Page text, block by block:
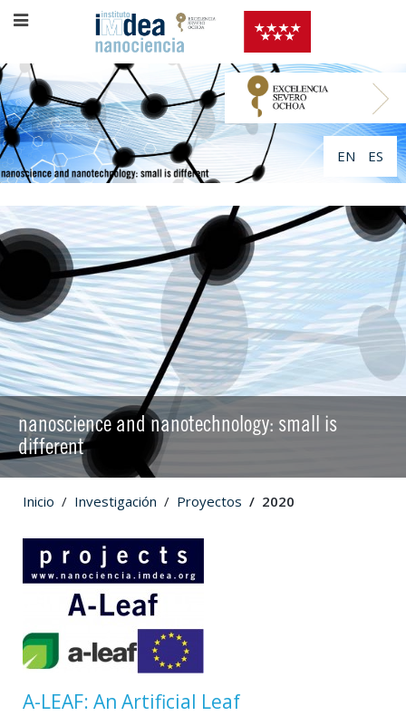
EN ES
nanoscience and nanotechnology: small is
different
Inicio Investigación Proyectos 2020
A-LEAF: An Artificial Leaf